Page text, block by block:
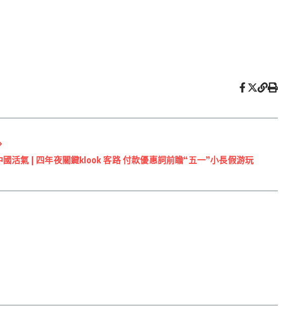
國活氣 | 四年夜關鍵klook 客路 付款優惠詞前瞻“五一”小長假游玩